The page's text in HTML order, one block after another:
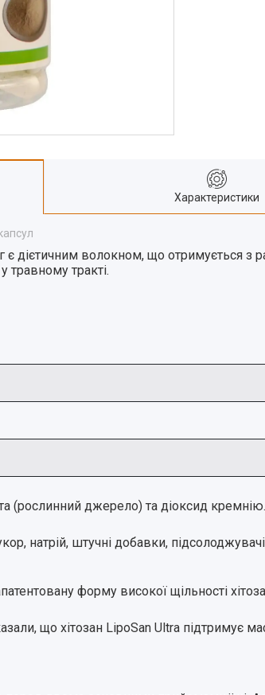
Характеристики
є дієтичним волокном, що отримується з
травному тракті.
(рослинний джерело) та діоксид
натрій, штучні добавки,
форму високої щільності
, що хітозан LipoSan Ultra підтримує